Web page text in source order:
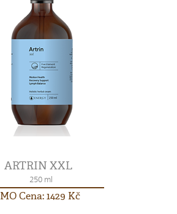
ARTRIN XXL
250 ml
MO Cena: 1429 Kč